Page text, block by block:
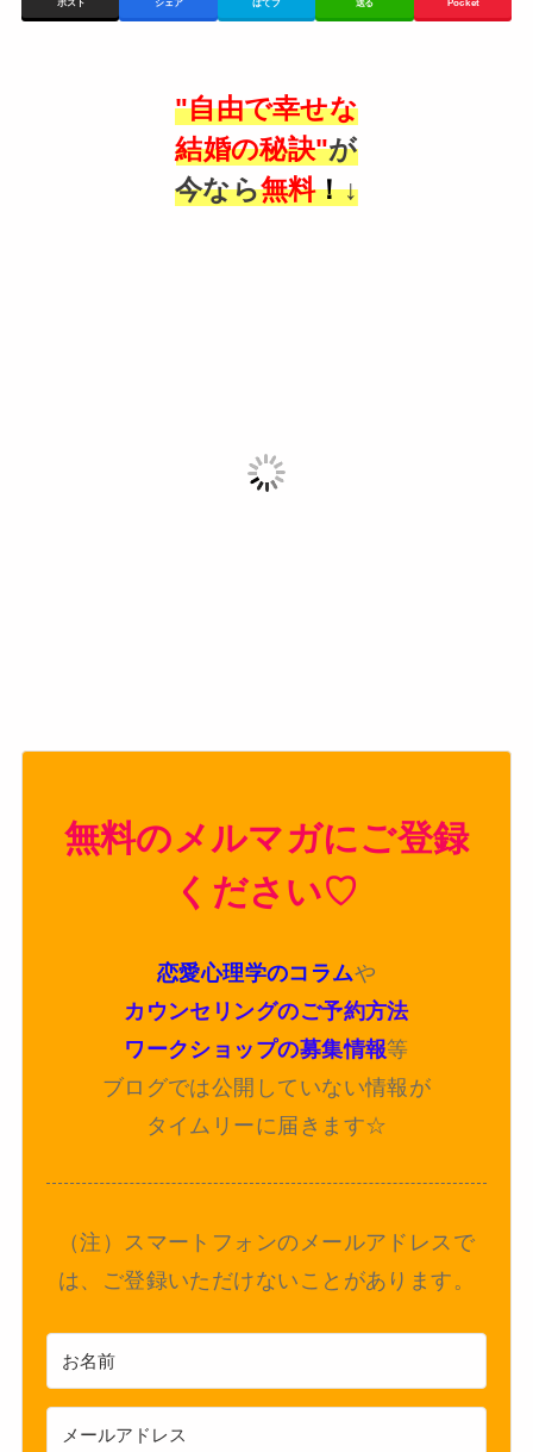
ポスト シェア はてブ 送る Pocket
"自由で幸せな
結婚の秘訣"が
今なら無料！↓
無料のメルマガにご登録
ください♡
恋愛心理学のコラムや
カウンセリングのご予約方法
ワークショップの募集情報等
ブログでは公開していない情報が
タイムリーに届きます☆
（注）スマートフォンのメールアドレスで
は、ご登録いただけないことがあります。